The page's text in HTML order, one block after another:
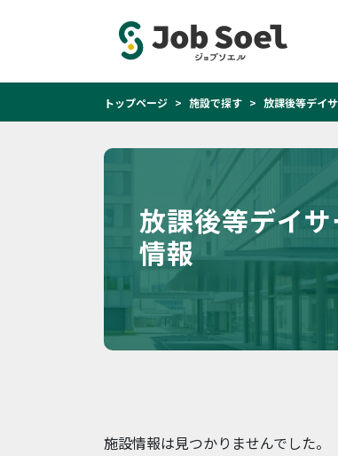
トップページ 施設で探す 放課後等デイ
放課後等デイ
情報
施設情報は見つかりませんでした。